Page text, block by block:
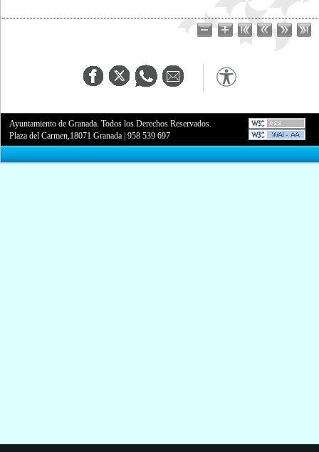
Ayuntamiento de Granada. Todos los Derechos Reservados.
Plaza del Carmen,18071 Granada |958 539 697